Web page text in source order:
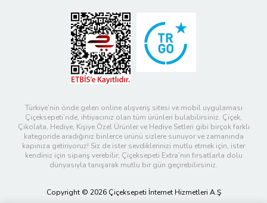
Türkiye’nin önde gelen online alışveriş sitesi ve mobil uygulaması
Çiçeksepeti’nde, ihtiyacınız olan tüm ürünleri bulabilirsiniz. Çiçek,
Çikolata, Hediye, Kişiye Özel Ürünler ve Hediye Setleri gibi birçok farklı
kategoride aradığınız binlerce ürünü sizlere sunuyor ve zamanında
kapınıza getiriyoruz! Siz de ister sevdiklerinizi mutlu etmek için, ister
kendiniz için sipariş verebilir; Çiçeksepeti Extra’nın fırsatlarla dolu
dünyasıyla tanışarak mutlu bir gün geçirebilirsiniz.
Copyright © 2026 Çiçeksepeti İnternet Hizmetleri A.Ş